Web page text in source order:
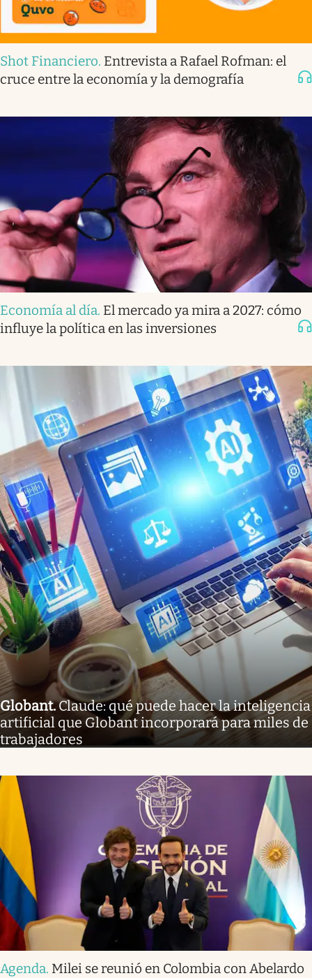
Shot Financiero. Entrevista a Rafael Rofman: el
cruce entre la economía y la demografía
Economía al día. El mercado ya mira a 2027: cómo
influye la política en las inversiones
Globant.Claude: qué puede hacer la inteligencia
artificial que Globant incorporará para miles de
trabajadores
Agenda. Milei se reunió en Colombia con Abelardo